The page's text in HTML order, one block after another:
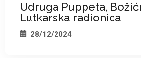
Udruga Puppeta,
Lutkarska radionica
28/12/2024